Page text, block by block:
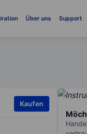
Über uns Support
Kaufen